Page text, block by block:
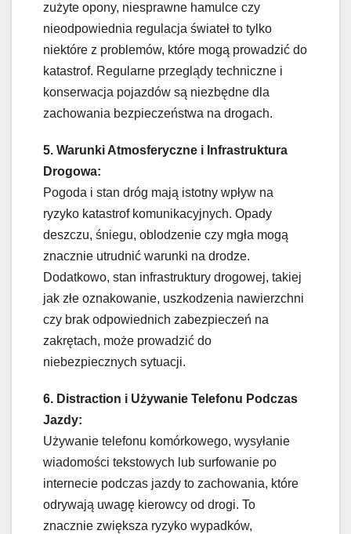
zużyte opony, niesprawne hamulce czy
nieodpowiednia regulacja świateł to tylko
niektóre z problemów, które mogą prowadzić do
katastrof. Regularne przeglądy techniczne i
konserwacja pojazdów są niezbędne dla
zachowania bezpieczeństwa na drogach.
5. Warunki Atmosferyczne i Infrastruktura
Drogowa:
Pogoda i stan dróg mają istotny wpływ na
ryzyko katastrof komunikacyjnych. Opady
deszczu, śniegu, oblodzenie czy mgła mogą
znacznie utrudnić warunki na drodze.
Dodatkowo, stan infrastruktury drogowej, takiej
jak złe oznakowanie, uszkodzenia nawierzchni
czy brak odpowiednich zabezpieczeń na
zakrętach, może prowadzić do
niebezpiecznych sytuacji.
6. Distraction i Używanie Telefonu Podczas
Jazdy:
Używanie telefonu komórkowego, wysyłanie
wiadomości tekstowych lub surfowanie po
internecie podczas jazdy to zachowania, które
odrywają uwagę kierowcy od drogi. To
znacznie zwiększa ryzyko wypadków,